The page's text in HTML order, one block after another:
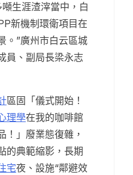
生涯渣滓當中，白
新機制環衛項目在
。”廣州市白云區城
員、副局長梁永志
區固「儀式開始！
理學在我的咖啡館
！」廢業態復雜，
的典範縮影，長期
宅夜、設施“鄰避效